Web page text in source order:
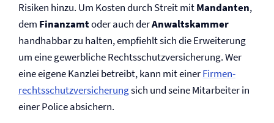
Risiken hinzu. Um Kosten durch Streit mitMandanten,
dem Finanzamtoder auch derAnwaltskammer
handhabbar zu halten, empfiehlt sich die Erweiterung
um eine gewerbliche Rechtsschutz­versicherung. Wer
eine eigene Kanzlei betreibt, kann mit einerFirmen­
rechtsschutz­versicherungsich und seine Mitarbeiter in
einer Police absichern.